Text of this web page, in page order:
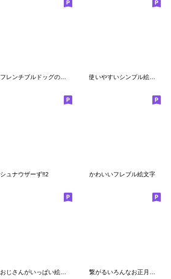
使いやすいシンプル絵文字★ボーダーコリー
シュナウザーず‼︎2 かわいいフレブル絵文字